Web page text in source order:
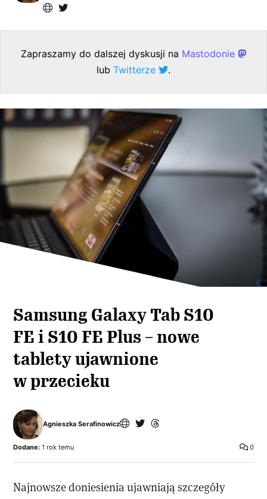
Zapraszamy do dalszej dyskusji na Mastodonie
lub Twitterze .
Samsung Galaxy Tab S10
FE i S10 FE Plus – nowe
tablety ujawnione
w przecieku
Agnieszka Serafinowicz
0
Dodane: 1 rok temu
Najnowsze doniesienia ujawniają szczegóły